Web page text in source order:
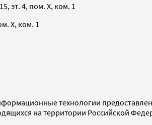
эт. 4, пом. X, ком. 1
X, ком. 1
технологии
на территории Российской